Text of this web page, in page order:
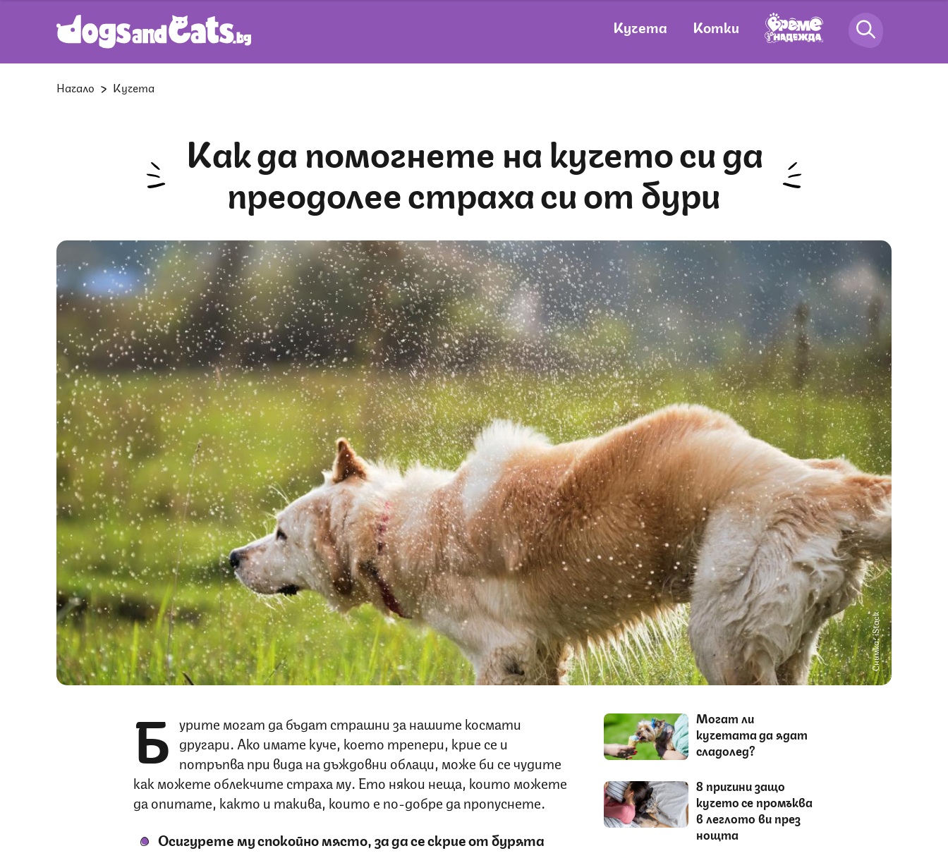
Кучета Котки
Начало Кучета
Как да помогнете на кучето си да
преодолее страха си от бури
Снимка: iStock
Б урите могат да бъдат страшни за нашите космати
другари. Ако имате куче, което трепери, крие се и
потръпва при вида на дъждовни облаци, може би се чудите
как можете облекчите страха му. Ето някои неща, които можете
да опитате, както и такива, които е по-добре да пропуснете.
Осигурете му спокойно място, за да се скрие от бурята
Могат ли
кучетата да ядат
сладолед?
8 причини защо
кучето се промъква
в леглото ви през
нощта